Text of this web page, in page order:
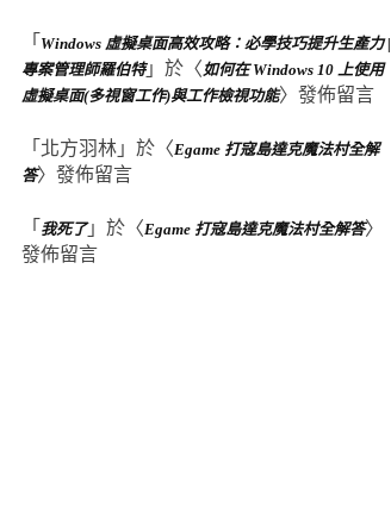
「 Windows 虛擬桌面高效攻略：必學技巧提升生產力 |
專案管理師羅伯特」於〈 如何在 Windows 10 上使用
虛擬桌面(多視窗工作)與工作檢視功能〉發佈留言
「 北方羽林 」於〈Egame 打寇島達克魔法村全解
答〉發佈留言
「 我死了」於〈Egame 打寇島達克魔法村全解答〉
發佈留言